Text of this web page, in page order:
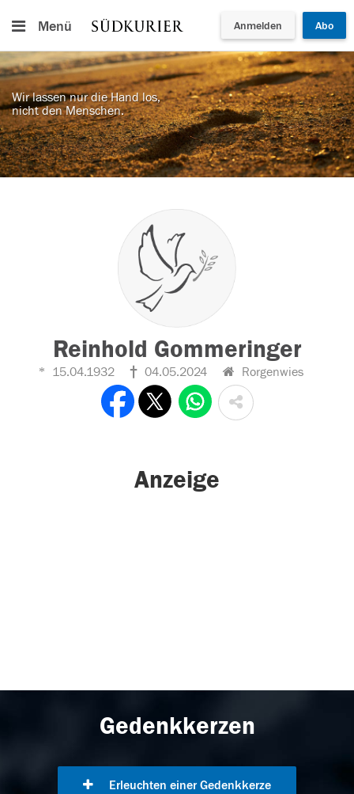
Menü Anmelden Abo
Wir lassen nur die Hand los,
nicht den Menschen.
Reinhold Gommeringer
15.04.1932 04.05.2024 Rorgenwies
Anzeige
Gedenkkerzen
Erleuchten einer Gedenkkerze